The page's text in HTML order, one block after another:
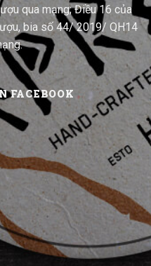
qua mạng; Điều 16 của
bia số 44/ 2019/ QH14
FACEBOOK